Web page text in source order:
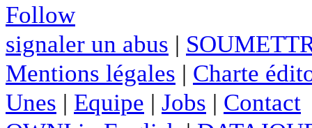
Follow
signaler un abus |
Mentions légales | Charte
Unes | Equipe | Jobs | Contact